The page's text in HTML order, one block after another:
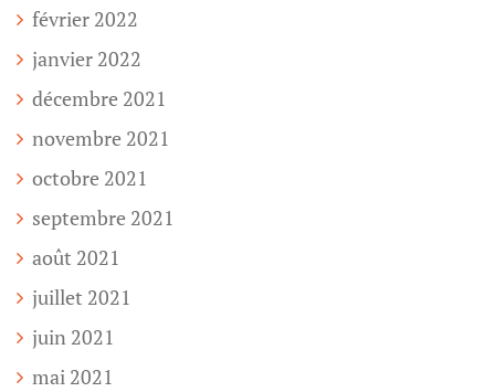
février 2022
janvier 2022
décembre 2021
novembre 2021
octobre 2021
septembre 2021
août 2021
juillet 2021
juin 2021
mai 2021